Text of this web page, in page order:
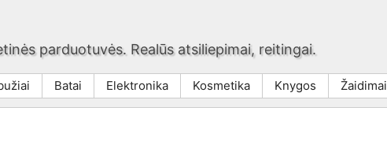
parduotuvės. Realūs atsiliepimai, reitingai.
Batai Elektronika Kosmetika Knygos Žaidimai